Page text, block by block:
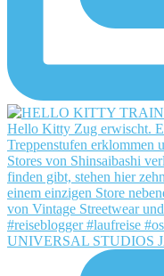
UNIVERSAL STUDIOS